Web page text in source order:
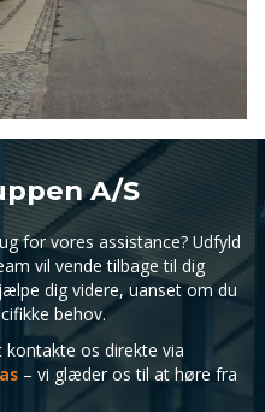
A/S
for vores assistance? Udfyld
vil vende tilbage til dig
dig videre, uanset om du
behov.
os direkte via
– vi glæder os til at høre fra